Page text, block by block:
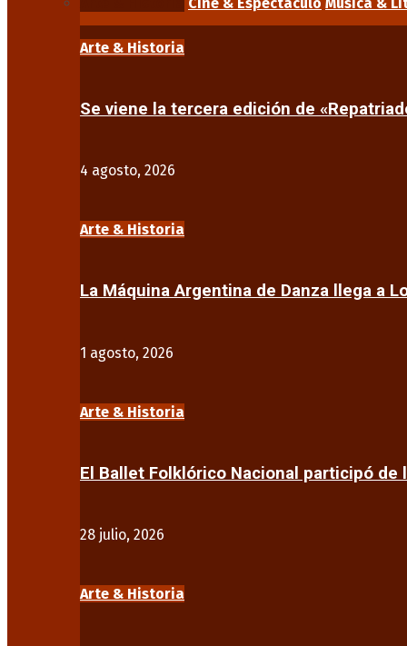
Arte & Historia
Se viene la tercera edición de
4 agosto, 2026
Arte & Historia
La Máquina Argentina de Danza llega a
1 agosto, 2026
Arte & Historia
El Ballet Folklórico Nacional participó de
28 julio, 2026
Arte & Historia